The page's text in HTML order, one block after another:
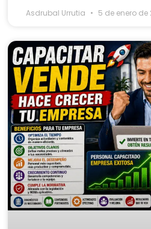
Asdrubal Urrutia 5 de enero de